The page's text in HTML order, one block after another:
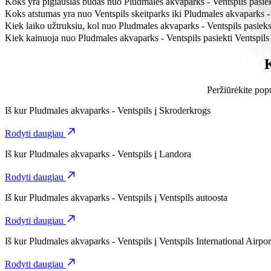
Pasirinkdami kategoriją Bolt, nuo Pludmales akvaparks - Ventspils
Koks atstumas yra nuo Ventspils skeitparks iki Pludmales akvaparks
Nuo Pludmales akvaparks - Ventspils iki Ventspils skeitparks yra
Kiek laiko užtruksiu, kol nuo Pludmales akvaparks - Ventspils
Pasirinkdami kategoriją Bolt, nuo Pludmales akvaparks - Ventspils
Kiek kainuoja nuo Pludmales akvaparks - Ventspils pasiekti Ventspils
Pasirinkdami kategoriją Bolt, už kelionę nuo Pludmales akvaparks -
Peržiūrėkite
Iš kur Pludmales akvaparks - Ventspils į Skroderkrogs
Rodyti daugiau
Iš kur Pludmales akvaparks - Ventspils į Landora
Rodyti daugiau
Iš kur Pludmales akvaparks - Ventspils į Ventspils autoosta
Rodyti daugiau
Iš kur Pludmales akvaparks - Ventspils į Ventspils International
Rodyti daugiau